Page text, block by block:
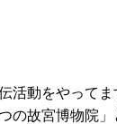
活動をやってま
の故宮博物院